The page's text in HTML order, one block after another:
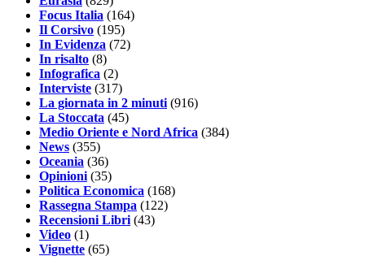
Focus Italia (164)
Il Corsivo (195)
In Evidenza (72)
In risalto (8)
Infografica (2)
Interviste (317)
La giornata in 2 minuti (916)
La Stoccata (45)
Medio Oriente e Nord Africa (384)
News (355)
Oceania (36)
Opinioni (35)
Politica Economica (168)
Rassegna Stampa (122)
Recensioni Libri (43)
Video (1)
Vignette (65)